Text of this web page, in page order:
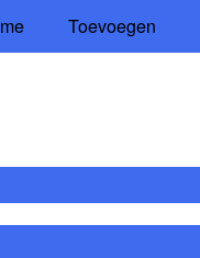
Toevoegen